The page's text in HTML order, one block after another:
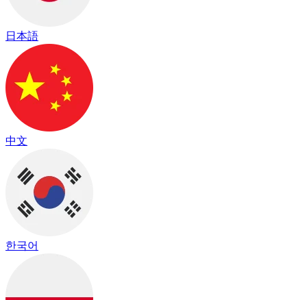
日本語
中文
한국어